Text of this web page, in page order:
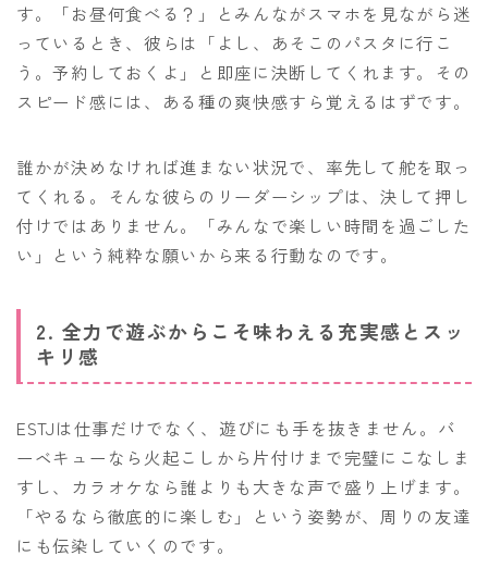
す。「お昼何食べる？」とみんながスマホを見ながら迷
っているとき、彼らは「よし、あそこのパスタに行こ
う。予約しておくよ」と即座に決断してくれます。その
スピード感には、ある種の爽快感すら覚えるはずです。
誰かが決めなければ進まない状況で、率先して舵を取っ
てくれる。そんな彼らのリーダーシップは、決して押し
付けではありません。「みんなで楽しい時間を過ごした
い」という純粋な願いから来る行動なのです。
2. 全力で遊ぶからこそ味わえる充実感とスッ
キリ感
ESTJは仕事だけでなく、遊びにも手を抜きません。バ
ーベキューなら火起こしから片付けまで完璧にこなしま
すし、カラオケなら誰よりも大きな声で盛り上げます。
「やるなら徹底的に楽しむ」という姿勢が、周りの友達
にも伝染していくのです。